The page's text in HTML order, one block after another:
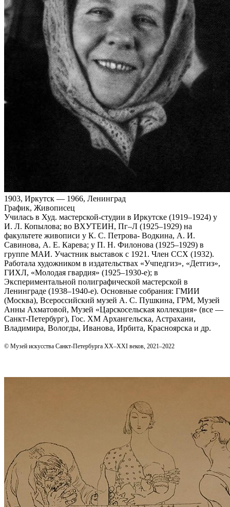
1903, Иркутск — 1966, Ленинград
График, Живописец
Училась в Худ. мастерской-студии в Иркутске (1919–1924) у
И. Л. Копылова; во ВХУТЕИН, Пг–Л (1925–1929) на
факультете живописи у К. С. Петрова- Водкина, А. И.
Савинова, А. Е. Карева; у П. Н. Филонова (1925–1929) в
группе МАИ. Участник выставок с 1921. Член ССХ (1932).
Работала художником в издательствах «Учпедгиз», «Детгиз»,
ГИХЛ, «Молодая гвардия» (1925–1930‑е); в
Экспериментальной полиграфической мастерской в
Ленинграде (1938–1940‑е). Основные собрания: ГМИИ
(Москва), Всероссийский музей А. С. Пушкина, ГРМ, Музей
Анны Ахматовой, Музей «Царскосельская коллекция» (все —
Санкт‑Петербург), Гос. ХМ Архангельска, Астрахани,
Владимира, Вологды, Иванова, Ирбита, Красноярска и др.
© Музей искусства Санкт-Петербурга XX–XXI веков, 2021–2022